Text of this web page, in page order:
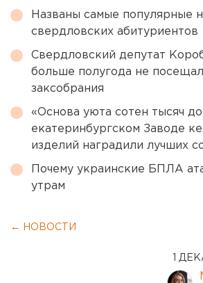
Названы самые популярные
свердловских абитуриентов
Свердловский депутат
больше полугода не посещал
заксобрания
«Основа уюта сотен тысяч
екатеринбургском Заводе
изделий наградили лучших
Почему украинские БПЛА
утрам
← НОВОСТИ
1